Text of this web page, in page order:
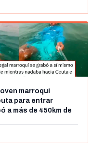
marroquí
para entrar
a más de 450km de